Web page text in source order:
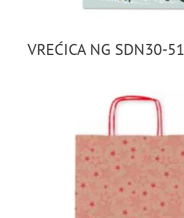
VREĆICA NG SDN30-